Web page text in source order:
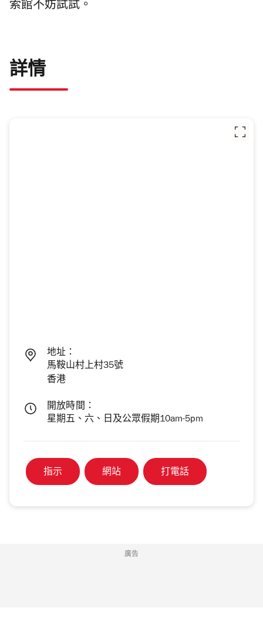
索館不妨試試。
詳情
地址：
馬鞍山村上村35號
香港
開放時間：
星期五、六、日及公眾假期10am-5pm
指示 網站 打電話
廣告